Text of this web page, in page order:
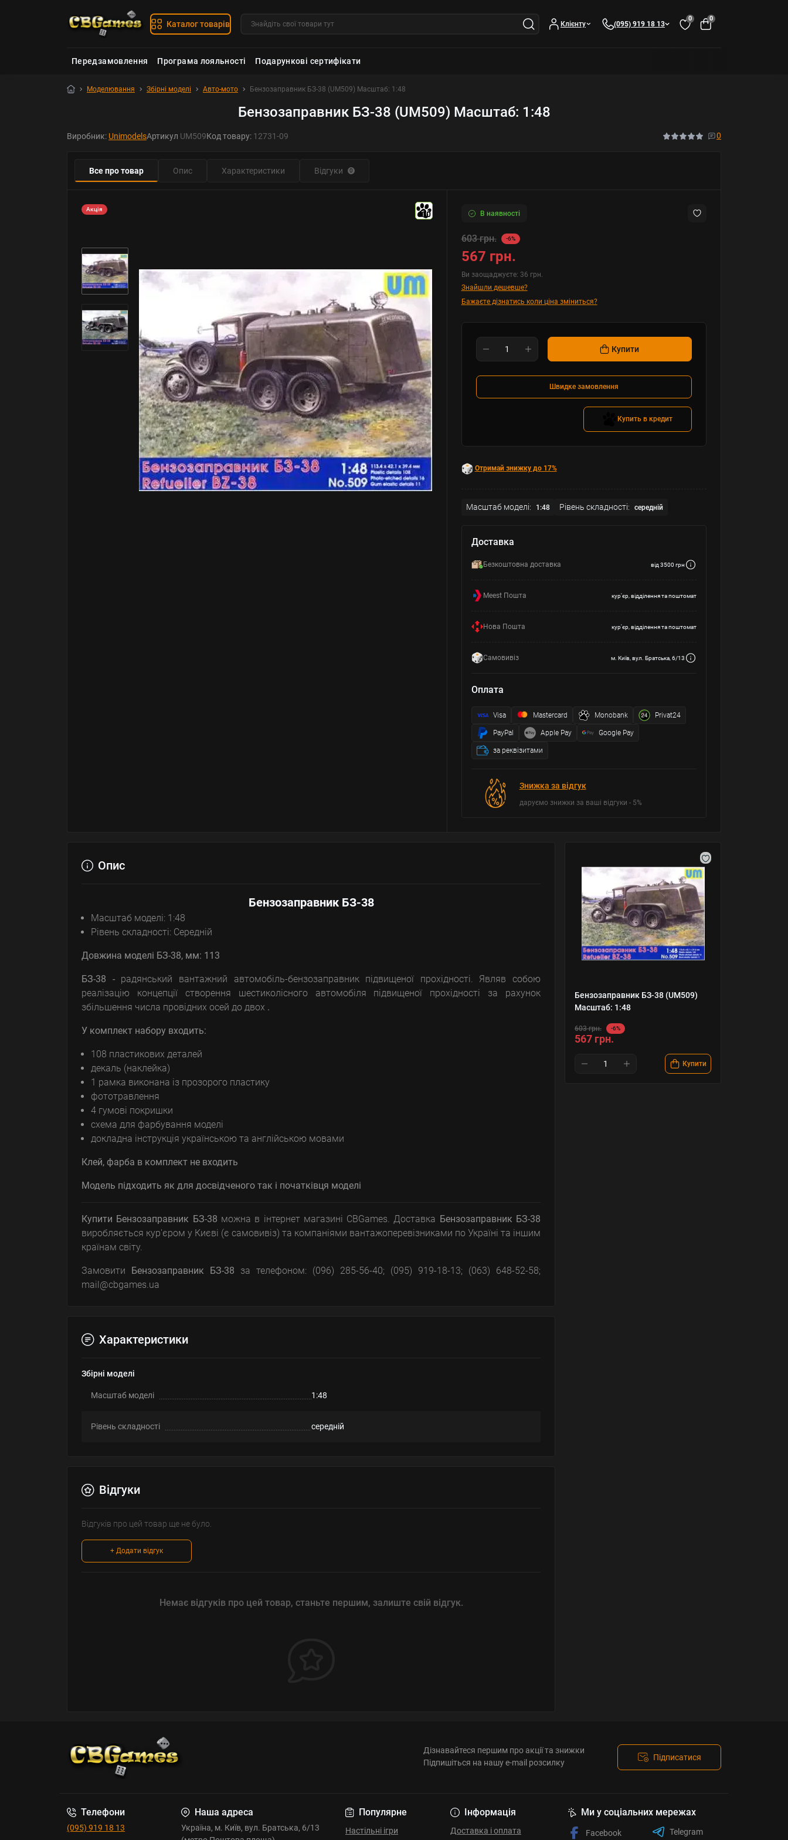
Каталог товарів Клієнту (095) 919 18 13
0 0
Передзамовлення Програма лояльності Подарункові сертифікати
Моделювання Збірні моделі Авто-мото Бензозаправник БЗ-38 (UM509) Масштаб: 1:48
Бензозаправник БЗ-38 (UM509) Масштаб: 1:48
Виробник: UnimodelsАртикул UM509Код товару: 12731-09 0
Все про товар Опис Характеристики Відгуки 0
Акція
10 В наявності
603 грн. -6%
567 грн.
Ви заощаджуєте: 36 грн.
Знайшли дешевше?
Бажаєте дізнатись коли ціна зміниться?
Купити
Швидке замовлення
Купить в кредит
Отримай знижку до 17%
Масштаб моделі: 1:48 Рівень складності: середній
Доставка
Безкоштовна доставка від 3500 грн
Meest Пошта кур'єр, відділення та поштомат
Нова Пошта кур'єр, відділення та поштомат
Самовивіз м. Київ, вул. Братська, 6/13
Оплата
Visa Mastercard Monobank Privat24
PayPal Apple Pay Google Pay
за реквізитами
Знижка за відгук
даруємо знижки за ваші відгуки - 5%
Бензозаправник БЗ-38 (UM509)
Масштаб: 1:48
603 грн. -6%
567 грн.
Купити
Опис
Бензозаправник БЗ-38
Масштаб моделі: 1:48
Рівень складності: Середній
Довжина моделі БЗ-38, мм: 113
БЗ-38 -радянський вантажний автомобіль-бензозаправник підвищеної прохідності. Являв собою
реалізацію концепції створення шестиколісного автомобіля підвищеної прохідності за рахунок
збільшення числа провідних осей до двох .
У комплект набору входить:
108 пластикових деталей
декаль (наклейка)
1 рамка виконана із прозорого пластику
фототравлення
4 гумові покришки
схема для фарбування моделі
докладна інструкція українською та англійською мовами
Клей, фарба в комплект не входить
Модель підходить як для досвідченого так і початківця моделі
Купити Бензозаправник БЗ-38 можна в інтернет магазині CBGames. Доставка Бензозаправник БЗ-38
виробляється кур'єром у Києві (є самовивіз) та компаніями вантажоперевізниками по Україні та іншим
країнам світу.
Замовити Бензозаправник БЗ-38 за телефоном: (096) 285-56-40; (095) 919-18-13; (063) 648-52-58;
mail@cbgames.ua
Характеристики
Збірні моделі
Масштаб моделі 1:48
Рівень складності середній
Відгуки
Відгуків про цей товар ще не було.
+ Додати відгук
Немає відгуків про цей товар, станьте першим, залиште свій відгук.
Дізнавайтеся першим про акції та знижки
Підпишіться на нашу e-mail розсилку
Підписатися
Телефони
(095) 919 18 13
Наша адреса
Україна, м. Київ, вул. Братська, 6/13
Популярне
Настільні ігри
Інформація
Доставка і оплата
Ми у соціальних мережах
Facebook Telegram